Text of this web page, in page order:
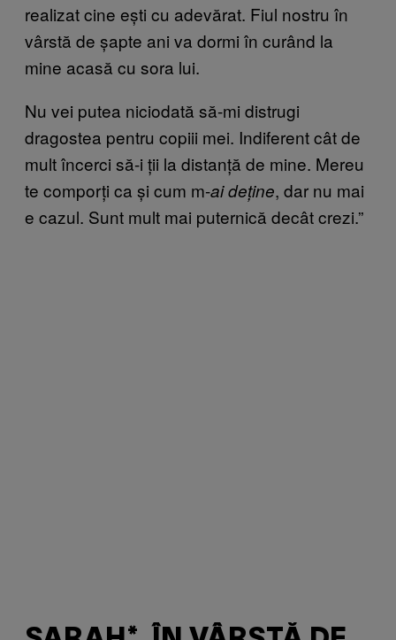
realizat cine ești cu adevărat. Fiul nostru în
vârstă de șapte ani va dormi în curând la
mine acasă cu sora lui.
Nu vei putea niciodată să-mi distrugi
dragostea pentru copiii mei. Indiferent cât de
mult încerci să-i ții la distanță de mine. Mereu
te comporți ca și cum m-aideține, dar nu mai
e cazul. Sunt mult mai puternică decât crezi.”